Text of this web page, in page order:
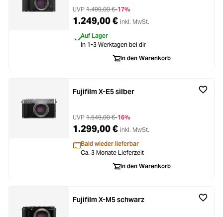
UVP 1.499,00 €-17%
1.249,00 € inkl. MwSt.
Auf Lager
In 1-3 Werktagen bei dir
In den Warenkorb
Fujifilm X-E5 silber
UVP 1.549,00 €-16%
1.299,00 € inkl. MwSt.
Bald wieder lieferbar
Ca. 3 Monate Lieferzeit
In den Warenkorb
Fujifilm X-M5 schwarz